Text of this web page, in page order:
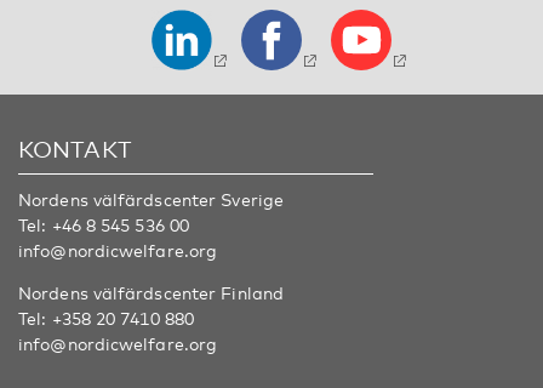
KONTAKT
Nordens välfärdscenter Sverige
Tel: +46 8 545 536 00
info@nordicwelfare.org
Nordens välfärdscenter Finland
Tel: +358 20 7410 880
info@nordicwelfare.org